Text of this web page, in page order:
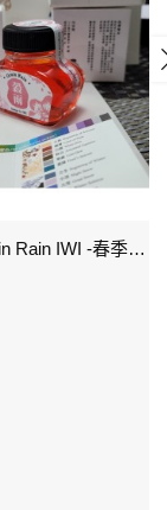
6-穀雨 Grain Rain IWI -春季-24節氣色澤鋼筆墨水